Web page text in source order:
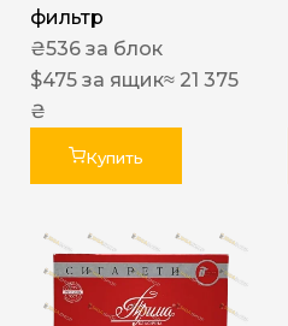
фильтр
₴536 за блок
$475 за ящик≈ 21 375
₴
Купить